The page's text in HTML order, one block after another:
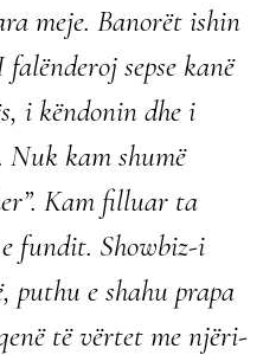
meje. Banorët ishin
sepse kanë
i këndonin dhe i
Nuk kam shumë
Kam filluar ta
fundit. Showbiz-i
puthu e shahu prapa
të vërtet me njëri-